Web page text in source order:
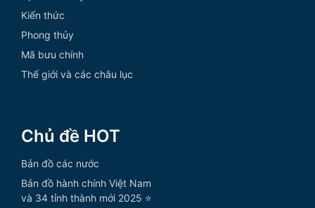
Kiến thức
Phong thủy
Mã bưu chính
Thế giới và các châu lục
Chủ đề HOT
Bản đồ các nước
Bản đồ hành chính Việt Nam
và 34 tỉnh thành mới 2025 ⭐